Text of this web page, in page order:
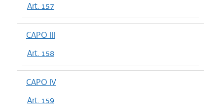
Art. 157
CAPO III
Art. 158
CAPO IV
Art. 159